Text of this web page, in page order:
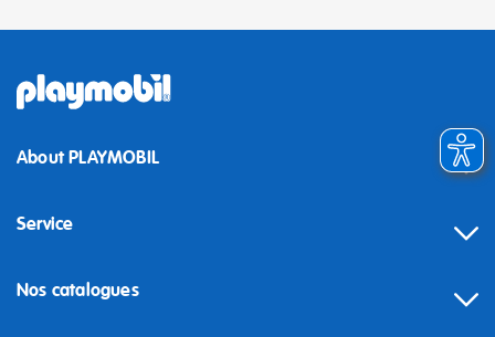
About PLAYMOBIL
Service
Nos catalogues